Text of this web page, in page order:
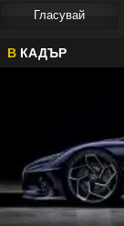
В КАДЪР